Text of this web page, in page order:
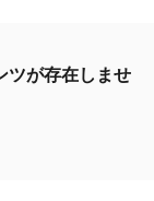
ツが存在しませ